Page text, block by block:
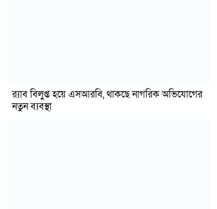
র‍্যাব বিলুপ্ত হয়ে এসআরবি, থাকছে নাগরিক অভিযোগের
নতুন ব্যবস্থা